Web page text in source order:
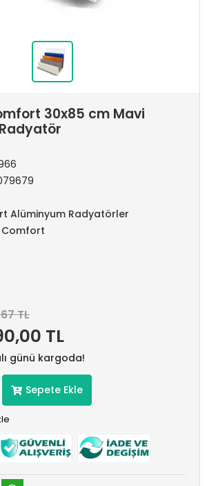
30x85 cm Mavi
Alüminyum Radyatörler
Comfort
TL
TL
günü kargoda!
Sepete Ekle